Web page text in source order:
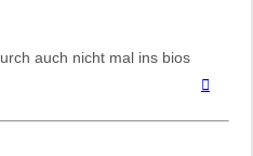
auch nicht mal ins bios